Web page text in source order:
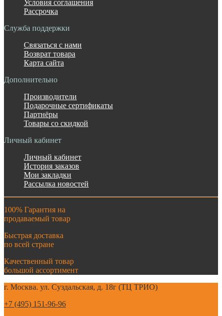
Условия соглашения
Рассрочка
Служба поддержки
Связаться с нами
Возврат товара
Карта сайта
Дополнительно
Производители
Подарочные сертификаты
Партнёры
Товары со скидкой
Личный кабинет
Личный кабинет
История заказов
Мои закладки
Рассылка новостей
100% Гарантия на
продаваемый товар
Быстрая доставка
по всей стране
Качественный товар
большой ассортимент
г. Москва. ул. Суздальская, д. 18г (ТЦ ТРИО)
+7 (495) 151-96-96